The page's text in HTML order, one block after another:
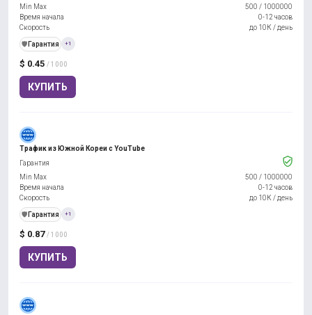
$ 0.45 / 1000
КУПИТЬ
Min Max
500 / 1000000
Время начала
0-12 часов
Скорость
до 10К / день
️🛡️ Гарантия +1
Трафик из Южной Кореи с YouTube
$ 0.87 / 1000
КУПИТЬ
Гарантия
Min Max
500 / 1000000
Время начала
0-12 часов
Скорость
до 10К / день
️🛡️ Гарантия +1